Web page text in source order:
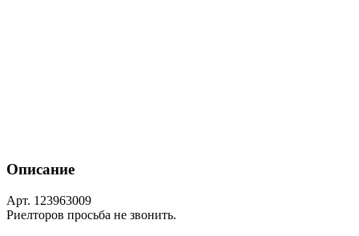
Описание
Арт. 123963009
Риелторов просьба не звонить.